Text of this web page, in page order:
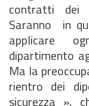
contratti dei
Saranno in
applicare
dipartimento
Ma la
rientro dei
sicurezza »,